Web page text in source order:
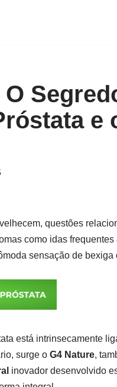
e
questões
como idas
sensação de
está intrinsecamente
surge o G4 Nature,
inovador desenvolvido